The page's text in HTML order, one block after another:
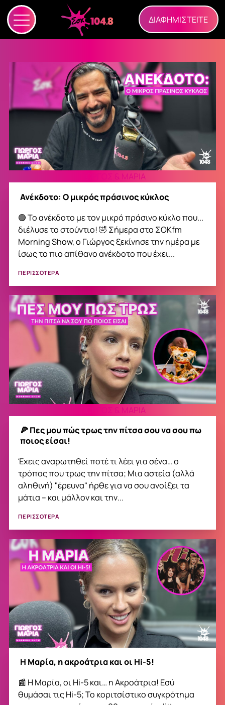
ΔΙΑΦΗΜΙΣΤΕΙΤΕ
ΓΙΩΡΓΟΣ & ΜΑΡΙΑ
Ανέκδοτο: O μικρός πράσινος κύκλος
🟢 Το ανέκδοτο με τον μικρό πράσινο κύκλο που...
διέλυσε το στούντιο! 🤣 Σήμερα στο ΣΟΚfm
Morning Show, ο Γιώργος ξεκίνησε την ημέρα με
ίσως το πιο απίθανο ανέκδοτο που έχει...
ΠΕΡΙΣΣΟΤΕΡΑ
ΓΙΩΡΓΟΣ & ΜΑΡΙΑ
🍕 Πες μου πώς τρως την πίτσα σου να σου πω
ποιος είσαι!
Έχεις αναρωτηθεί ποτέ τι λέει για σένα… ο
τρόπος που τρως την πίτσα; Μια αστεία (αλλά
αληθινή) "έρευνα" ήρθε για να σου ανοίξει τα
μάτια – και μάλλον και την...
ΠΕΡΙΣΣΟΤΕΡΑ
Η Μαρία, η ακροάτρια και οι Ηi-5!
📰 Η Μαρία, οι Hi-5 και… η Aκροάτρια! Εσύ
θυμάσαι τις Hi-5; Το κοριτσίστικο συγκρότημα